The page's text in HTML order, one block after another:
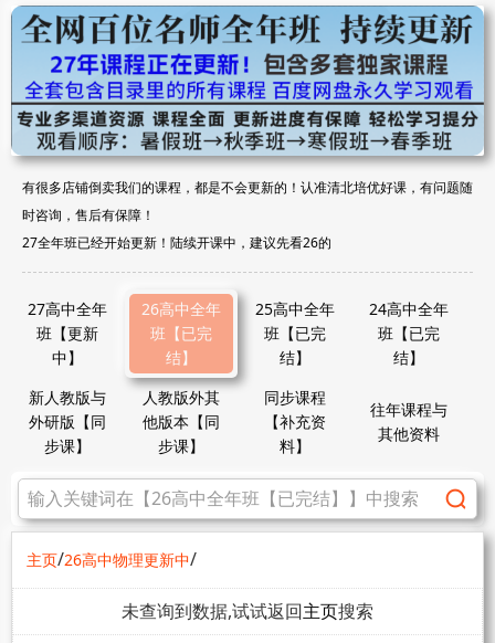
有很多店铺倒卖我们的课程，都是不会更新的！认准清北培优好课，有问题随
时咨询，售后有保障！
27全年班已经开始更新！陆续开课中，建议先看26的
27高中全年
班【更新
中】
26高中全年
班【已完
结】
25高中全年
班【已完
结】
24高中全年
班【已完
结】
新人教版与
外研版【同
步课】
人教版外其
他版本【同
步课】
同步课程
【补充资
料】
往年课程与
其他资料
主页/26高中物理更新中/
未查询到数据,试试返回主页搜索